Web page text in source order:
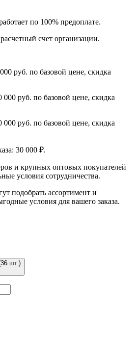
по 100% предоплате.
счет организации.
руб. по базовой цене, скидка
000 руб. по базовой цене, скидка
000 руб. по базовой цене, скидка
30 000 ₽.
и крупных оптовых покупателей
условия сотрудничества.
подобрать ассортимент и
условия для вашего заказа.
шт.)